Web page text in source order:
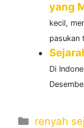
yang
kecil,
pasukan
Di
renyah